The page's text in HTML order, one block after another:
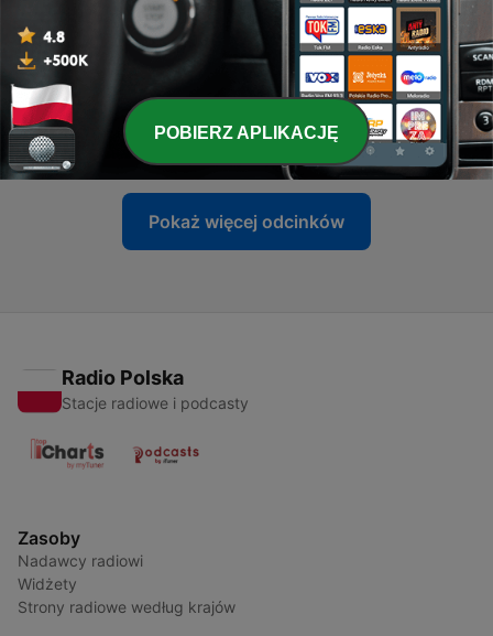
87 - 86. 🫢Extrovertidos vs. Introvertidos
15 paź 2025
86 - 85. 👤 La personalidad
14 wrz 2025
Pokaż więcej odcinków
Radio Polska
Stacje radiowe i podcasty
Zasoby
Nadawcy radiowi
Widżety
Strony radiowe według krajów
POBIERZ APLIKACJĘ